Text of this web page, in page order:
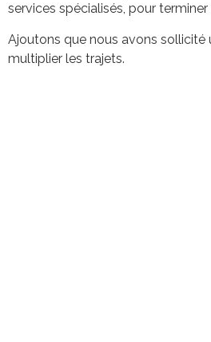
services spécialisés, pour
Ajoutons que nous avons sollicité
multiplier les trajets.